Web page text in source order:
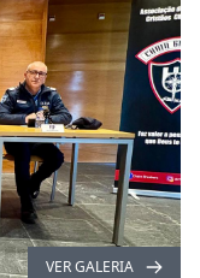
VER GALERIA